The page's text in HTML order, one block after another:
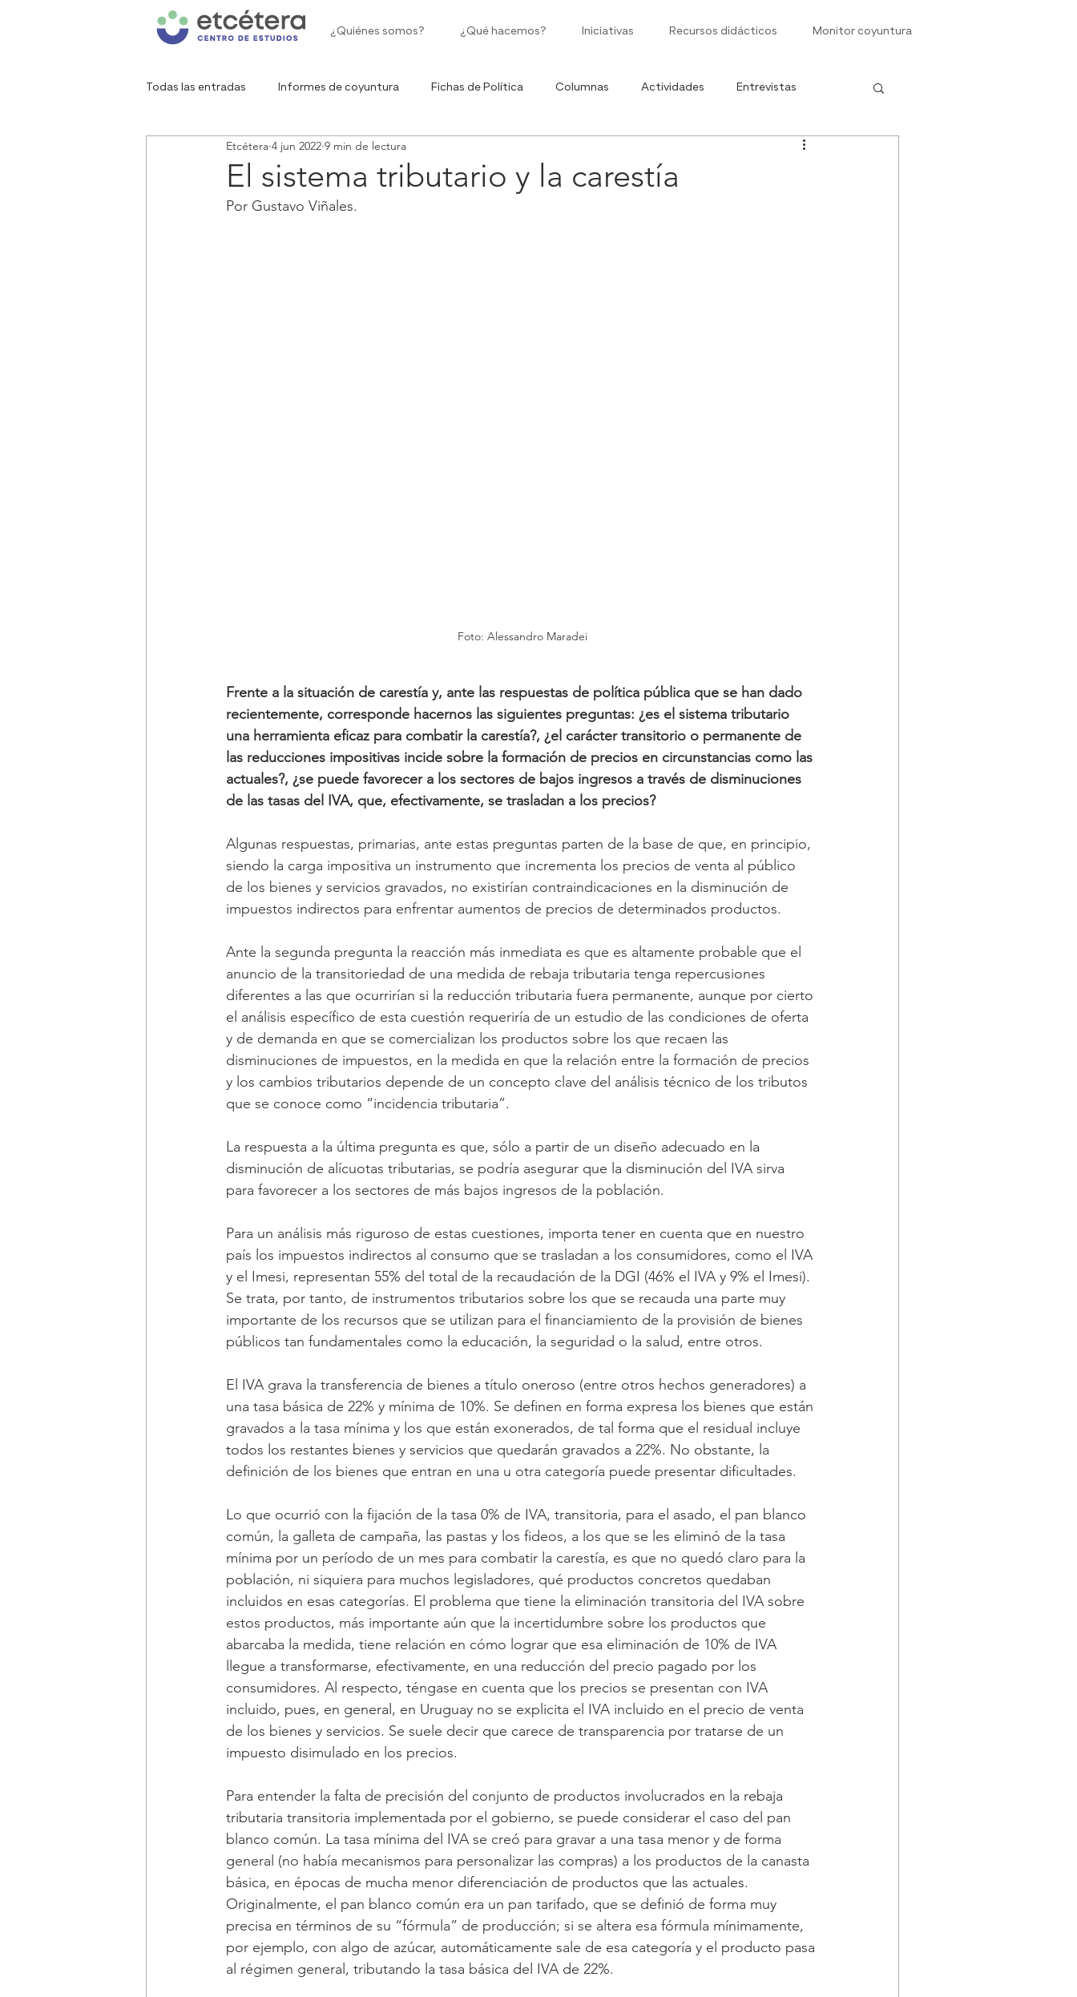
¿Quiénes somos? ¿Qué hacemos? Iniciativas Recursos didácticos Monitor coyuntura
Todas las entradas Informes de coyuntura Fichas de Política Columnas Actividades Entrevistas
Gráfico de la semana Red de Políticas Públicas
El sistema tributario y la carestía
Etcétera 4 jun 2022 9 min de lectura
Por Gustavo Viñales.
Foto: Alessandro Maradei
Frente a la situación de carestía y, ante las respuestas de política pública que se han dado
recientemente, corresponde hacernos las siguientes preguntas: ¿es el sistema tributario
una herramienta eficaz para combatir la carestía?, ¿el carácter transitorio o permanente de
las reducciones impositivas incide sobre la formación de precios en circunstancias como las
actuales?, ¿se puede favorecer a los sectores de bajos ingresos a través de disminuciones
de las tasas del IVA, que, efectivamente, se trasladan a los precios?
Algunas respuestas, primarias, ante estas preguntas parten de la base de que, en principio,
siendo la carga impositiva un instrumento que incrementa los precios de venta al público
de los bienes y servicios gravados, no existirían contraindicaciones en la disminución de
impuestos indirectos para enfrentar aumentos de precios de determinados productos.
Ante la segunda pregunta la reacción más inmediata es que es altamente probable que el
anuncio de la transitoriedad de una medida de rebaja tributaria tenga repercusiones
diferentes a las que ocurrirían si la reducción tributaria fuera permanente, aunque por cierto
el análisis específico de esta cuestión requeriría de un estudio de las condiciones de oferta
y de demanda en que se comercializan los productos sobre los que recaen las
disminuciones de impuestos, en la medida en que la relación entre la formación de precios
y los cambios tributarios depende de un concepto clave del análisis técnico de los tributos
que se conoce como “incidencia tributaria”.
La respuesta a la última pregunta es que, sólo a partir de un diseño adecuado en la
disminución de alícuotas tributarias, se podría asegurar que la disminución del IVA sirva
para favorecer a los sectores de más bajos ingresos de la población.
Para un análisis más riguroso de estas cuestiones, importa tener en cuenta que en nuestro
país los impuestos indirectos al consumo que se trasladan a los consumidores, como el IVA
y el Imesi, representan 55% del total de la recaudación de la DGI (46% el IVA y 9% el Imesi).
Se trata, por tanto, de instrumentos tributarios sobre los que se recauda una parte muy
importante de los recursos que se utilizan para el financiamiento de la provisión de bienes
públicos tan fundamentales como la educación, la seguridad o la salud, entre otros.
El IVA grava la transferencia de bienes a título oneroso (entre otros hechos generadores) a
una tasa básica de 22% y mínima de 10%. Se definen en forma expresa los bienes que están
gravados a la tasa mínima y los que están exonerados, de tal forma que el residual incluye
todos los restantes bienes y servicios que quedarán gravados a 22%. No obstante, la
definición de los bienes que entran en una u otra categoría puede presentar dificultades.
Lo que ocurrió con la fijación de la tasa 0% de IVA, transitoria, para el asado, el pan blanco
común, la galleta de campaña, las pastas y los fideos, a los que se les eliminó de la tasa
mínima por un período de un mes para combatir la carestía, es que no quedó claro para la
población, ni siquiera para muchos legisladores, qué productos concretos quedaban
incluidos en esas categorías. El problema que tiene la eliminación transitoria del IVA sobre
estos productos, más importante aún que la incertidumbre sobre los productos que
abarcaba la medida, tiene relación en cómo lograr que esa eliminación de 10% de IVA
llegue a transformarse, efectivamente, en una reducción del precio pagado por los
consumidores. Al respecto, téngase en cuenta que los precios se presentan con IVA
incluido, pues, en general, en Uruguay no se explicita el IVA incluido en el precio de venta
de los bienes y servicios. Se suele decir que carece de transparencia por tratarse de un
impuesto disimulado en los precios.
Para entender la falta de precisión del conjunto de productos involucrados en la rebaja
tributaria transitoria implementada por el gobierno, se puede considerar el caso del pan
blanco común. La tasa mínima del IVA se creó para gravar a una tasa menor y de forma
general (no había mecanismos para personalizar las compras) a los productos de la canasta
básica, en épocas de mucha menor diferenciación de productos que las actuales.
Originalmente, el pan blanco común era un pan tarifado, que se definió de forma muy
precisa en términos de su “fórmula” de producción; si se altera esa fórmula mínimamente,
por ejemplo, con algo de azúcar, automáticamente sale de esa categoría y el producto pasa
al régimen general, tributando la tasa básica del IVA de 22%.